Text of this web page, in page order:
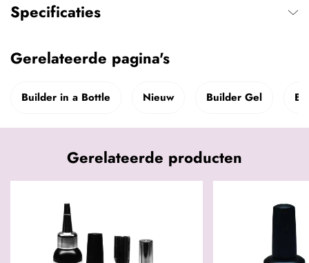
Specificaties
Gerelateerde pagina's
Builder in a Bottle Nieuw Builder Gel
Gerelateerde producten